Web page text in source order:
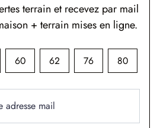
terrain et recevez par mail
+ terrain mises en ligne.
60 62 76 80